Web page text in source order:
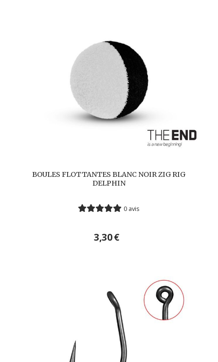
BOULES FLOTTANTES BLANC NOIR ZIG RIG
DELPHIN
0 avis
3,30€